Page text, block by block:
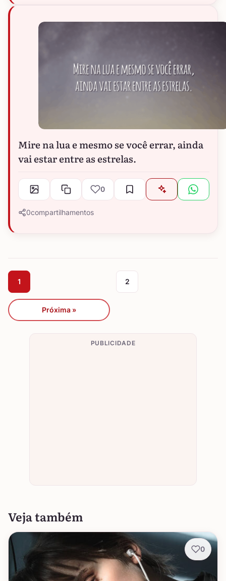
Mire na lua e mesmo se você errar, ainda
vai estar entre as estrelas.
0
0compartilhamentos
1 2
Próxima »
PUBLICIDADE
Veja também
0